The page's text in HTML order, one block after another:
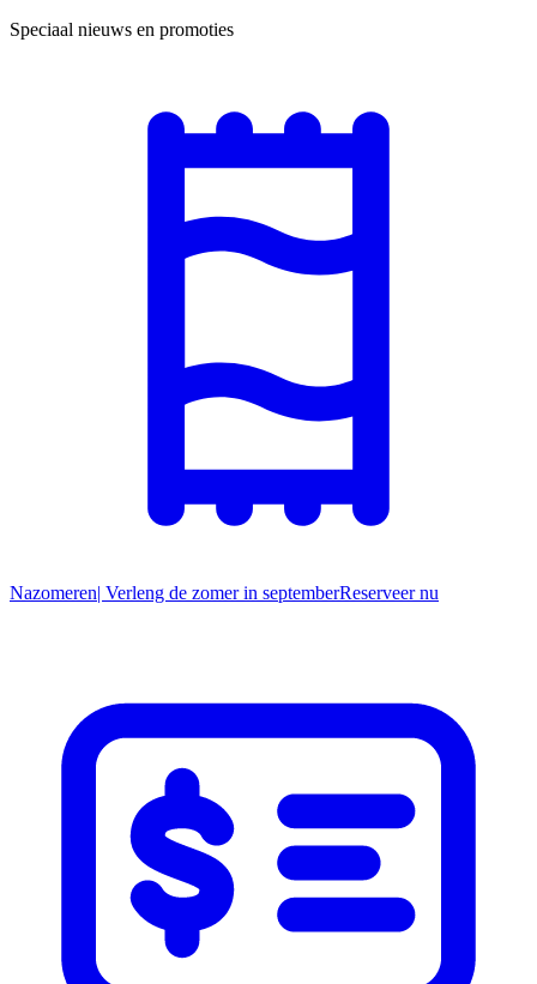
Speciaal nieuws en promoties
Nazomeren| Verleng de zomer in septemberReserveer nu